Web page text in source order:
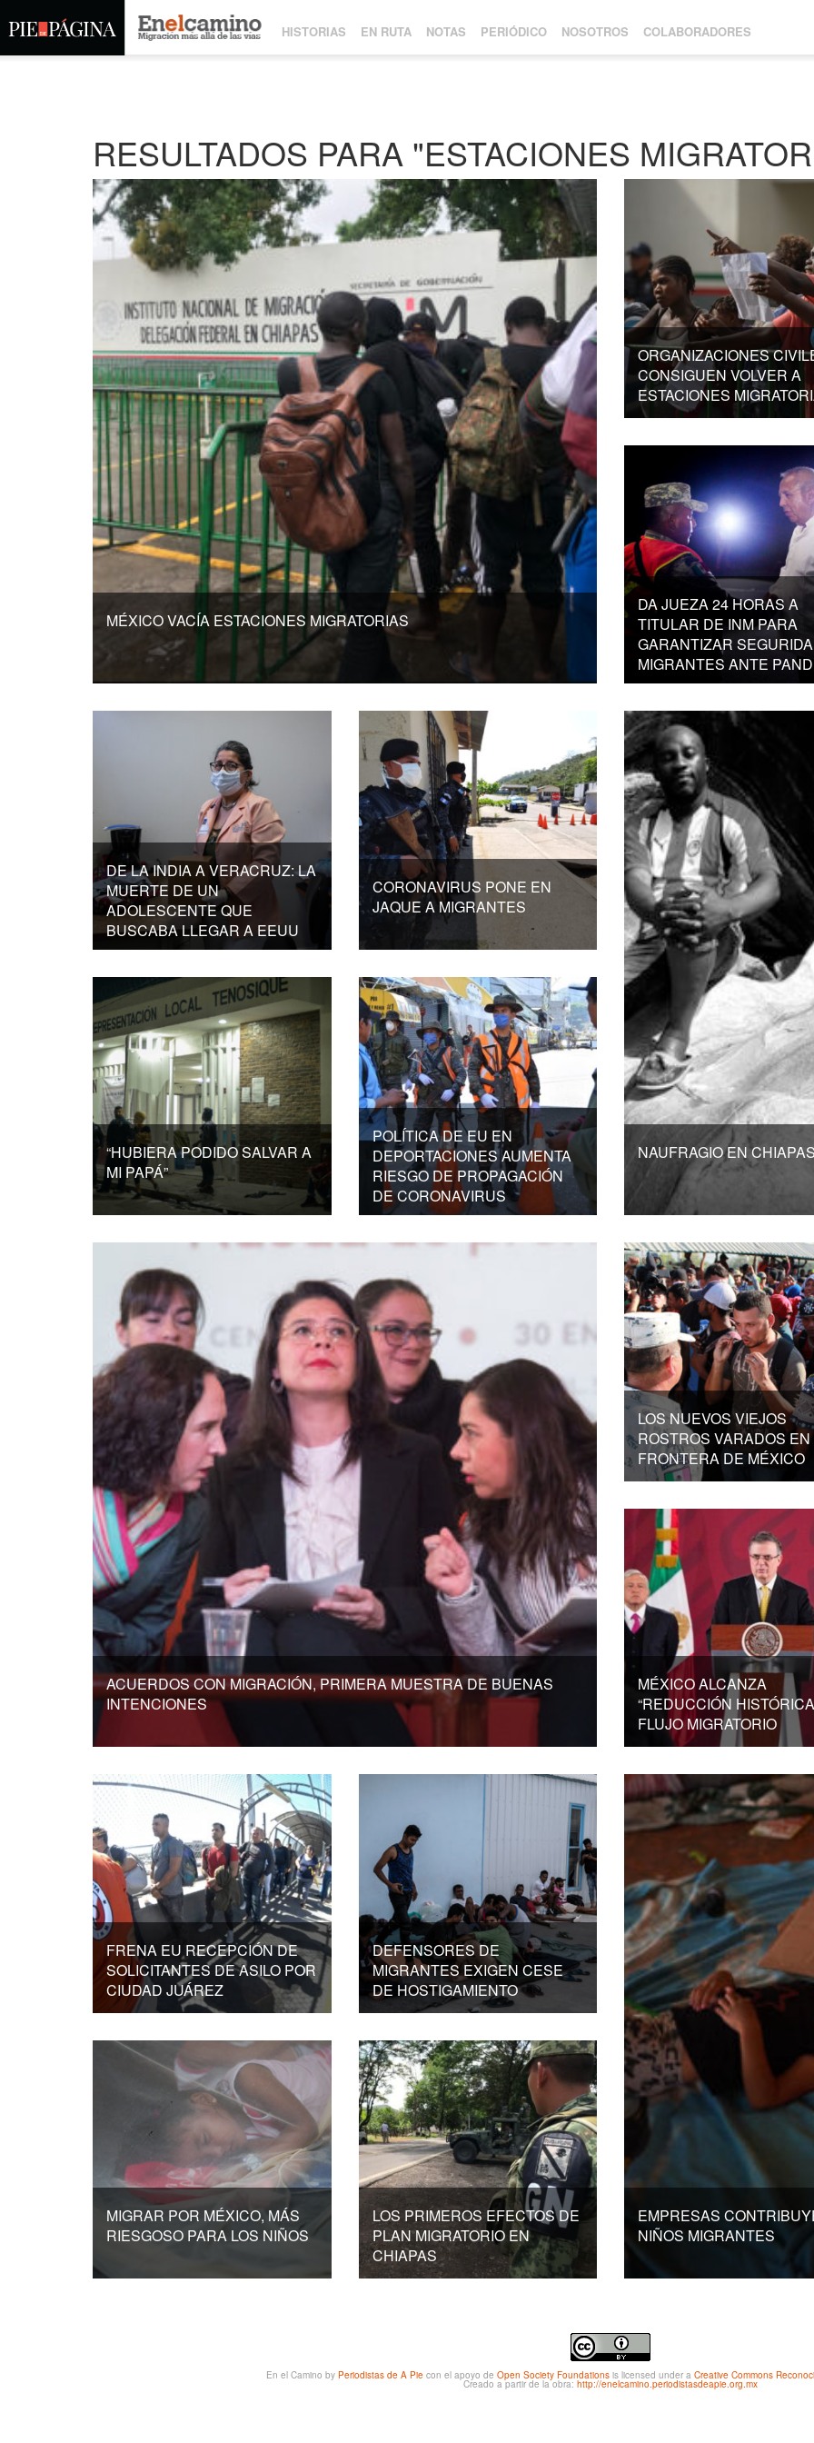
HISTORIAS EN RUTA NOTAS PERIÓDICO NOSOTROS COLABORADORES
RESULTADOS PARA "ESTACIONES
MÉXICO VACÍA ESTACIONES MIGRATORIAS
ORGANIZACIONES
CONSIGUEN VOLVER A
ESTACIONES
DA JUEZA 24 HORAS A
TITULAR DE INM PARA
GARANTIZAR
MIGRANTES ANTE
DE LA INDIA A VERACRUZ: LA
MUERTE DE UN
ADOLESCENTE QUE
BUSCABA LLEGAR A EEUU
CORONAVIRUS PONE EN
JAQUE A MIGRANTES
“HUBIERA PODIDO SALVAR A
MI PAPÁ”
POLÍTICA DE EU EN
DEPORTACIONES AUMENTA
RIESGO DE PROPAGACIÓN
DE CORONAVIRUS
NAUFRAGIO EN
ACUERDOS CON MIGRACIÓN, PRIMERA MUESTRA DE BUENAS
INTENCIONES
LOS NUEVOS VIEJOS
ROSTROS VARADOS
FRONTERA DE MÉXICO
MÉXICO ALCANZA
“REDUCCIÓN
FLUJO MIGRATORIO
FRENA EU RECEPCIÓN DE
SOLICITANTES DE ASILO POR
CIUDAD JUÁREZ
DEFENSORES DE
MIGRANTES EXIGEN CESE
DE HOSTIGAMIENTO
MIGRAR POR MÉXICO, MÁS
RIESGOSO PARA LOS NIÑOS
LOS PRIMEROS EFECTOS DE
PLAN MIGRATORIO EN
CHIAPAS
EMPRESAS
NIÑOS MIGRANTES
En el Camino by Periodistas de A Pie con el apoyo de Open Society Foundations is licensed under a Creative Commons
Creado a partir de la obra: http://enelcamino.periodistasdeapie.org.mx